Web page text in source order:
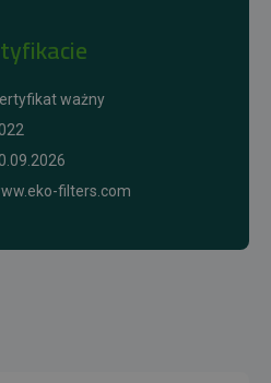
ważny
filters.com